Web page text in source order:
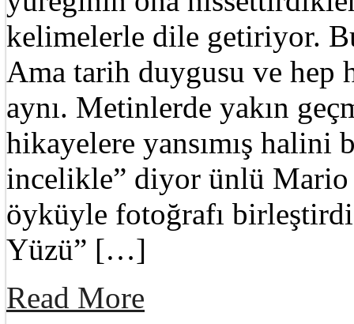
kelimelerle dile getiriyor.
Ama tarih duygusu ve hep
aynı. Metinlerde yakın
hikayelere yansımış halini
incelikle” diyor ünlü
öyküyle fotoğrafı
Yüzü” […]
Read More